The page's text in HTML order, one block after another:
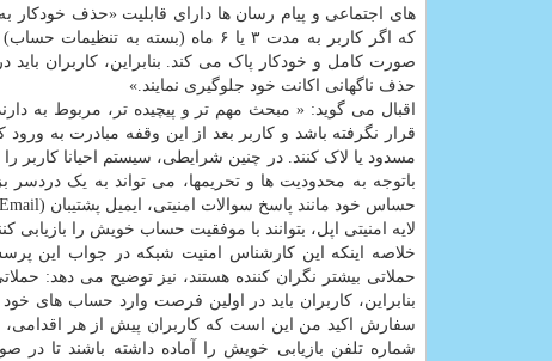
های اجتماعی و پیام رسان ها دارای قابلیت «حذف خودکار
که اگر کاربر به مدت ۳ یا ۶ ماه
صورت کامل و خودکار پاک می کند. بنابراین، کاربران
حذف ناگهانی اکانت خود جلوگیری نمایند.»
اقبال می گوید: « مبحث مهم تر و پیچیده تر، مربوط به
قرار نگرفته باشد و کاربر بعد از این وقفه مبادرت به
مسدود یا لاک کنند. در چنین شرایطی، سیستم احیانا کاربر
باتوجه به محدودیت ها و تحریمها، می تواند به یک
لایه امنیتی اپل، بتوانند با موفقیت حساب خویش را
خلاصه اینکه این کارشناس امنیت شبکه در جواب
حملاتی بیشتر نگران کننده هستند، نیز توضیح می دهد:
بنابراین، کاربران باید در اولین فرصت وارد حساب های
شماره تلفن بازیابی خویش را آماده داشته باشند تا در